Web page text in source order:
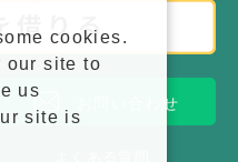
お問い合わせ
cookies.
our site to
us
site is